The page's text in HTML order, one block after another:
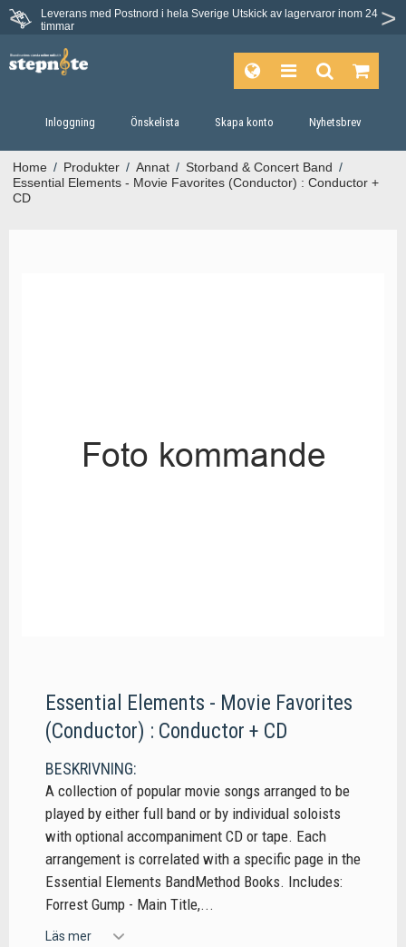
Leverans med Postnord i hela Sverige Utskick av lagervaror inom 24
timmar
Du har 30 dagars ångerrätt.
Inloggning Önskelista Skapa konto Nyhetsbrev
Home / Produkter / Annat / Storband & Concert Band /
Essential Elements - Movie Favorites (Conductor) : Conductor +
CD
Essential Elements - Movie Favorites
(Conductor) : Conductor + CD
BESKRIVNING:
A collection of popular movie songs arranged to be
played by either full band or by individual soloists
with optional accompaniment CD or tape. Each
arrangement is correlated with a specific page in the
Essential Elements BandMethod Books. Includes:
Forrest Gump - Main Title,...
Läs mer